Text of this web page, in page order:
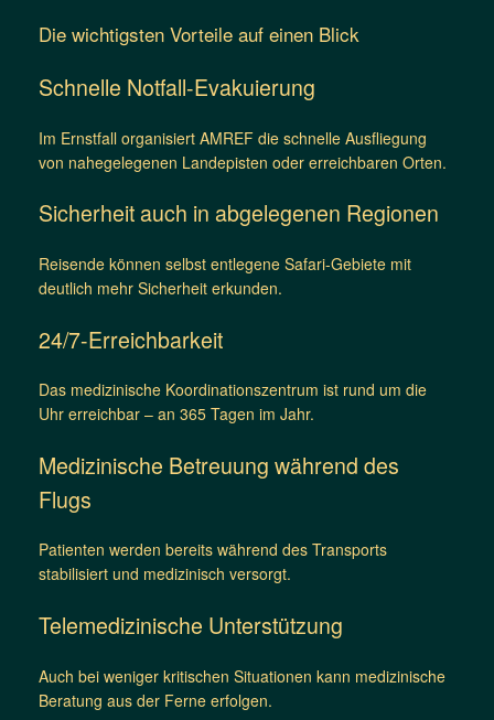
Die wichtigsten Vorteile auf einen Blick
Schnelle Notfall-Evakuierung
Im Ernstfall organisiert AMREF die schnelle Ausfliegung
von nahegelegenen Landepisten oder erreichbaren Orten.
Sicherheit auch in abgelegenen Regionen
Reisende können selbst entlegene Safari-Gebiete mit
deutlich mehr Sicherheit erkunden.
24/7-Erreichbarkeit
Das medizinische Koordinationszentrum ist rund um die
Uhr erreichbar – an 365 Tagen im Jahr.
Medizinische Betreuung während des
Flugs
Patienten werden bereits während des Transports
stabilisiert und medizinisch versorgt.
Telemedizinische Unterstützung
Auch bei weniger kritischen Situationen kann medizinische
Beratung aus der Ferne erfolgen.